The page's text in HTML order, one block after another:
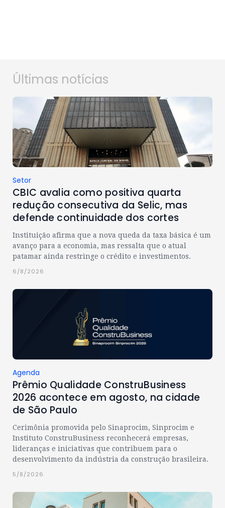
Últimas notícias
Setor
CBIC avalia como positiva quarta
redução consecutiva da Selic, mas
defende continuidade dos cortes
Instituição afirma que a nova queda da taxa básica é um
avanço para a economia, mas ressalta que o atual
patamar ainda restringe o crédito e investimentos.
6/8/2026
Agenda
Prêmio Qualidade ConstruBusiness
2026 acontece em agosto, na cidade
de São Paulo
Cerimônia promovida pelo Sinaprocim, Sinprocim e
Instituto ConstruBusiness reconhecerá empresas,
lideranças e iniciativas que contribuem para o
desenvolvimento da indústria da construção brasileira.
5/8/2026